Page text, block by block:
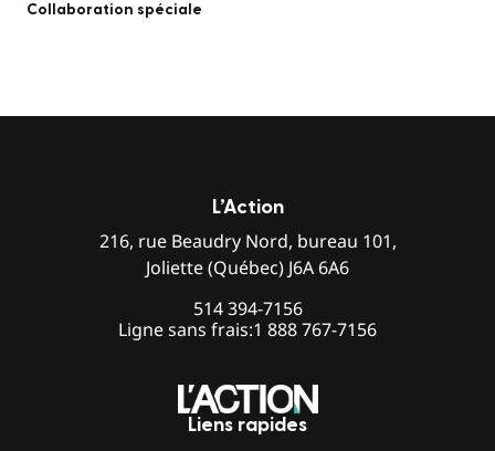
Collaboration spéciale
L’Action
216, rue Beaudry Nord, bureau 101,
Joliette (Québec) J6A 6A6
514 394-7156
Ligne sans frais:1 888 767-7156
Liens rapides